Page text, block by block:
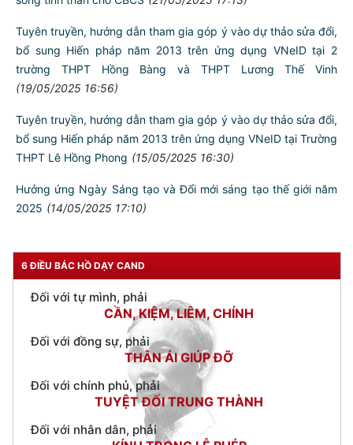
Triển khai Tháng hành động vì trẻ em năm 2025
(30/05/2025
19:27)
Thông báo về chương trình “Học làm chiến sĩ Công an” năm
2025
(27/05/2025 07:41)
Công khai tập thể, cá nhân khen thưởng cấp Nhà nước
(23/05/2025 15:29)
Tăng cường các hoạt động văn hóa – văn nghệ, nâng cao đời
sống tinh thần cho CBCS (21/05/2025 17:13)